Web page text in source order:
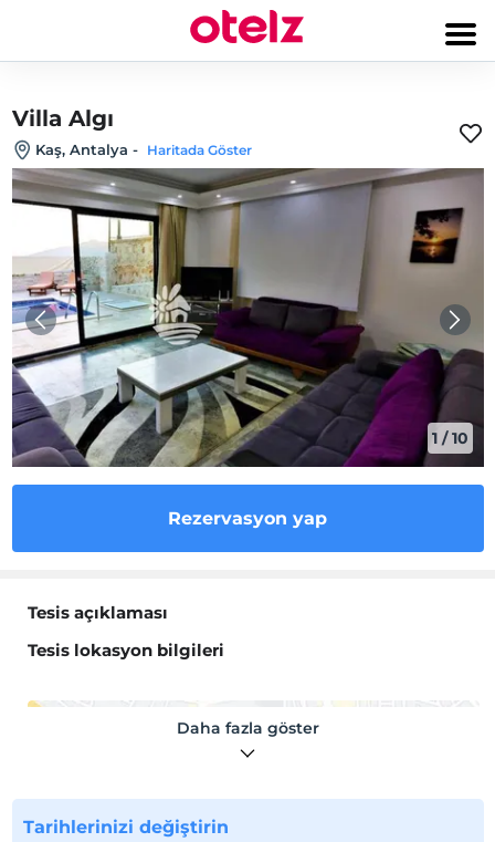
Villa Algı
Kaş, Antalya - Haritada Göster
1 /10
Rezervasyon yap
Tesis açıklaması
Tesis lokasyon bilgileri
Daha fazla göster
Tarihlerinizi değiştirin